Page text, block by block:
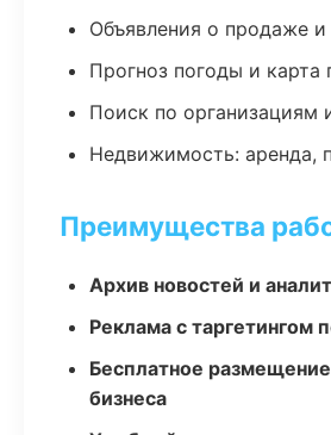
Объявления о продаже и
Прогноз погоды и карта
Поиск по организациям
Недвижимость: аренда,
Преимущества
Архив новостей и
Реклама с таргетингом
Бесплатное
бизнеса